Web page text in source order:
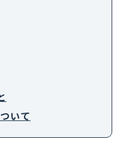
いて